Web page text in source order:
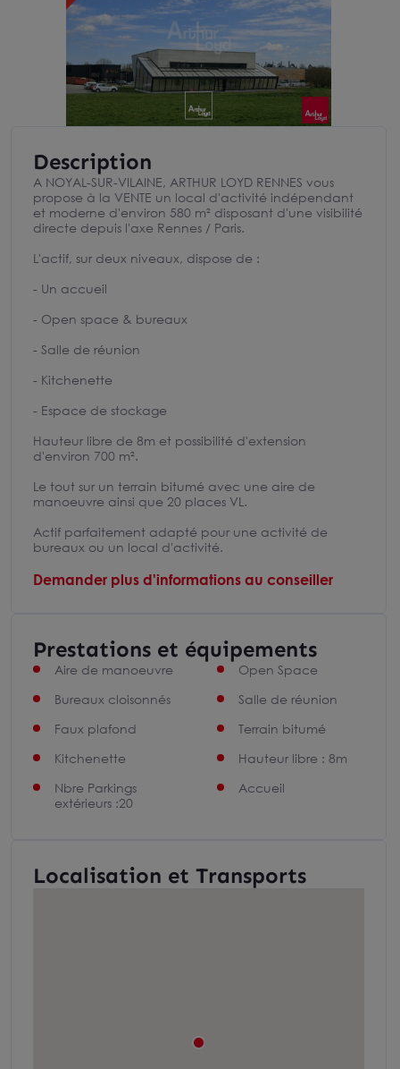
Description
A NOYAL-SUR-VILAINE, ARTHUR LOYD RENNES vous
propose à la VENTE un local d'activité indépendant
et moderne d'environ 580 m² disposant d'une visibilité
directe depuis l'axe Rennes / Paris.
L'actif, sur deux niveaux, dispose de :
- Un accueil
- Open space & bureaux
- Salle de réunion
- Kitchenette
- Espace de stockage
Hauteur libre de 8m et possibilité d'extension
d'environ 700 m².
Le tout sur un terrain bitumé avec une aire de
manoeuvre ainsi que 20 places VL.
Actif parfaitement adapté pour une activité de
bureaux ou un local d'activité.
Demander plus d'informations au conseiller
Prestations et équipements
Aire de manoeuvre
Bureaux cloisonnés
Faux plafond
Kitchenette
Nbre Parkings
extérieurs :20
Open Space
Salle de réunion
Terrain bitumé
Hauteur libre : 8m
Accueil
Localisation et Transports